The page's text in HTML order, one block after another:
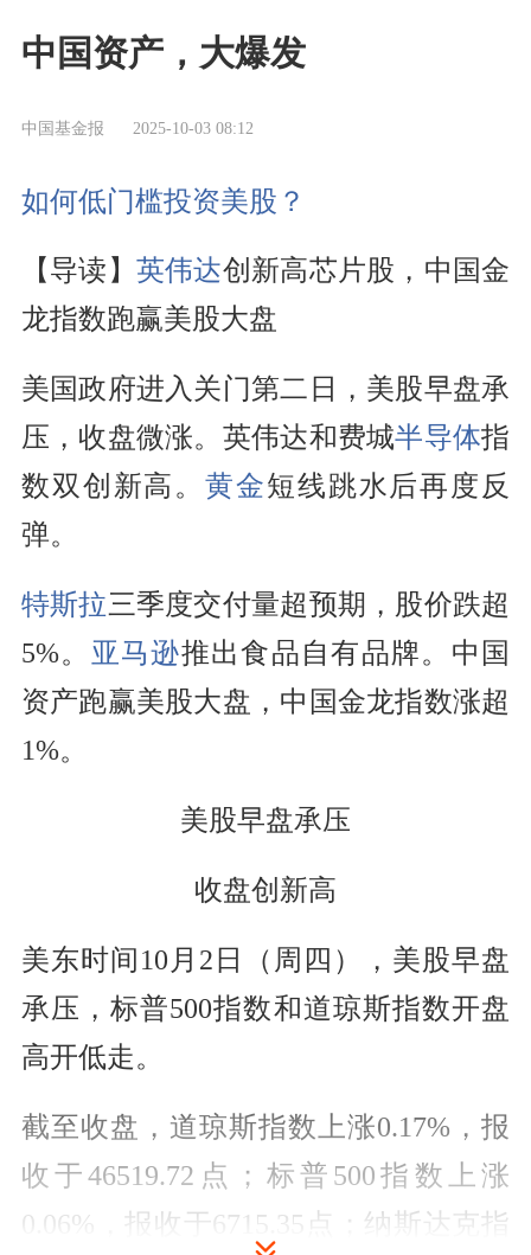
中国资产，大爆发
中国基金报 2025-10-03 08:12
如何低门槛投资美股？
【导读】 英伟达创新高芯片股，中国金
龙指数跑赢美股大盘
美国政府进入关门第二日，美股早盘承
压，收盘微涨。英伟达和费城半导体指
数双创新高。黄金短线跳水后再度反
弹。
特斯拉三季度交付量超预期，股价跌超
5%。 亚马逊推出食品自有品牌。中国
资产跑赢美股大盘，中国金龙指数涨超
1%。
美股早盘承压
收盘创新高
美东时间10月2日（周四），美股早盘
承压，标普500指数和道琼斯指数开盘
高开低走。
截至收盘，道琼斯指数上涨0.17%，报
收于46519.72点；标普500指数上涨
0.06%，报收于6715.35点；纳斯达克指